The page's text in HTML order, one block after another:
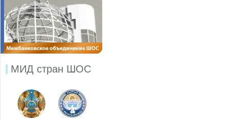
МИД стран ШОС